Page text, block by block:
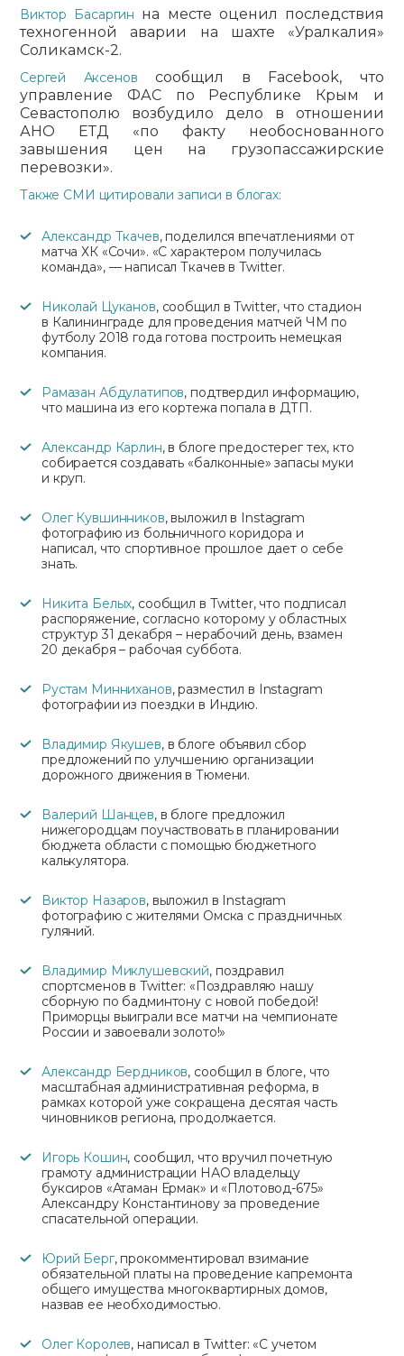
Виктор Басаргин на месте оценил последствия
техногенной аварии на шахте «Уралкалия»
Соликамск-2.
Сергей Аксенов сообщил в Facebook, что
управление ФАС по Республике Крым и
Севастополю возбудило дело в отношении
АНО ЕТД «по факту необоснованного
завышения цен на грузопассажирские
перевозки».
Также СМИ цитировали записи в блогах:
Александр Ткачев, поделился впечатлениями от
матча ХК «Сочи». «С характером получилась
команда», — написал Ткачев в Twitter.
Николай Цуканов, сообщил в Twitter, что стадион
в Калининграде для проведения матчей ЧМ по
футболу 2018 года готова построить немецкая
компания.
Рамазан Абдулатипов, подтвердил информацию,
что машина из его кортежа попала в ДТП.
Александр Карлин, в блоге предостерег тех, кто
собирается создавать «балконные» запасы муки
и круп.
Олег Кувшинников, выложил в Instagram
фотографию из больничного коридора и
написал, что спортивное прошлое дает о себе
знать.
Никита Белых, сообщил в Twitter, что подписал
распоряжение, согласно которому у областных
структур 31 декабря – нерабочий день, взамен
20 декабря – рабочая суббота.
Рустам Минниханов, разместил в Instagram
фотографии из поездки в Индию.
Владимир Якушев, в блоге объявил сбор
предложений по улучшению организации
дорожного движения в Тюмени.
Валерий Шанцев, в блоге предложил
нижегородцам поучаствовать в планировании
бюджета области с помощью бюджетного
калькулятора.
Виктор Назаров, выложил в Instagram
фотографию с жителями Омска с праздничных
гуляний.
Владимир Миклушевский, поздравил
спортсменов в Twitter: «Поздравляю нашу
сборную по бадминтону с новой победой!
Приморцы выиграли все матчи на чемпионате
России и завоевали золото!»
Александр Бердников, сообщил в блоге, что
масштабная административная реформа, в
рамках которой уже сокращена десятая часть
чиновников региона, продолжается.
Игорь Кошин, сообщил, что вручил почетную
грамоту администрации НАО владельцу
буксиров «Атаман Ермак» и «Плотовод-675»
Александру Константинову за проведение
спасательной операции.
Юрий Берг, прокомментировал взимание
обязательной платы на проведение капремонта
общего имущества многоквартирных домов,
назвав ее необходимостью.
Олег Королев, написал в Twitter: «С учетом